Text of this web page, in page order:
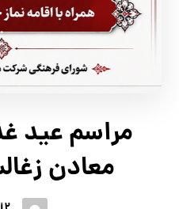
مراسم عيد
معادن